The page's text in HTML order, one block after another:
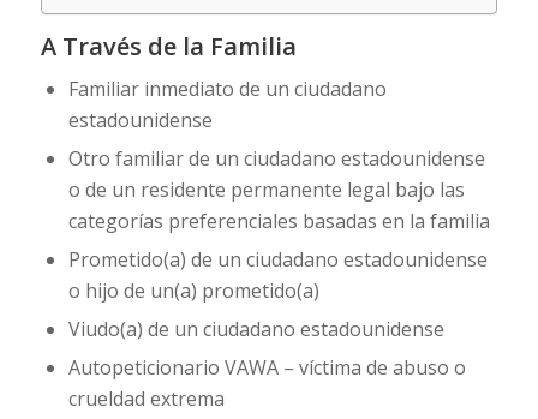
A Través de la Familia
Familiar inmediato de un ciudadano
estadounidense
Otro familiar de un ciudadano estadounidense
o de un residente permanente legal bajo las
categorías preferenciales basadas en la familia
Prometido(a) de un ciudadano estadounidense
o hijo de un(a) prometido(a)
Viudo(a) de un ciudadano estadounidense
Autopeticionario VAWA – víctima de abuso o
crueldad extrema